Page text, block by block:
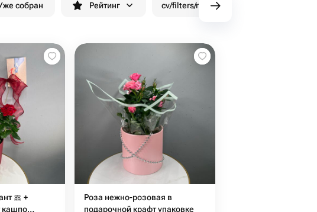
собран Рейтинг cv/filters/name_fast_delivery
🎀 +
кашпо
Роза нежно-розовая в
подарочной крафт упаковке